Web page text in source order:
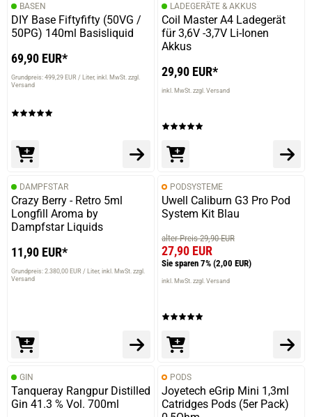
11.11.2022 — via
Trustedshops.de
Peter P.
lange Haltbarkeit
Trustedshops.de
Alles in Allem Super
23.07.2022 — via
Trustedshops.de
verifizierter Onlinekauf.
BASEN
DIY Base Fiftyfifty (50VG /
50PG) 140ml Basisliquid
69,90 EUR*
Grundpreis: 499,29 EUR / Liter inkl. MwSt. zzgl.
Versand
LADEGERÄTE & AKKUS
Coil Master A4 Ladegerät
für 3,6V -3,7V Li-Ionen
Akkus
29,90 EUR*
inkl. MwSt. zzgl. Versand
DAMPFSTAR
Crazy Berry - Retro 5ml
Longfill Aroma by
Dampfstar Liquids
11,90 EUR*
Grundpreis: 2.380,00 EUR / Liter inkl. MwSt. zzgl.
Versand
PODSYSTEME
Uwell Caliburn G3 Pro Pod
System Kit Blau
alter Preis 29,90 EUR
27,90 EUR
Sie sparen 7% (2,00 EUR)
inkl. MwSt. zzgl. Versand
GIN
Tanqueray Rangpur Distilled
Gin 41.3 % Vol. 700ml
PODS
Joyetech eGrip Mini 1,3ml
Catridges Pods (5er Pack)